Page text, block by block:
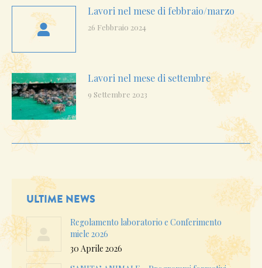
Lavori nel mese di febbraio/marzo
26 Febbraio 2024
Lavori nel mese di settembre
9 Settembre 2023
ULTIME NEWS
Regolamento laboratorio e Conferimento
miele 2026
30 Aprile 2026